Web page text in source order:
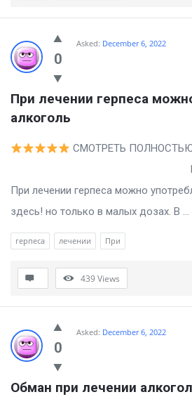
0
Asked: December 6, 2022
При лечении герпеса
алкоголь
СМОТРЕТЬ
Как бросить
При лечении герпеса можно
здесь! но только в малых дозах. В ...
герпеса лечении При
439Views
0
Asked: December 6, 2022
Обман при лечении